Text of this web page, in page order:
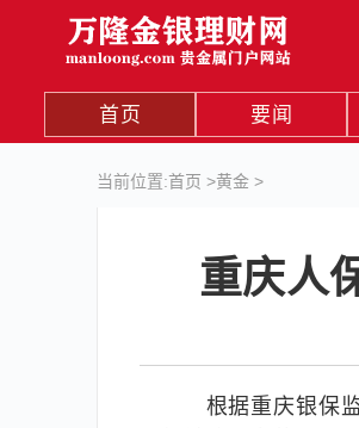
首页 要闻
当前位置:首页 >黄金>
重庆人
根据重庆银保